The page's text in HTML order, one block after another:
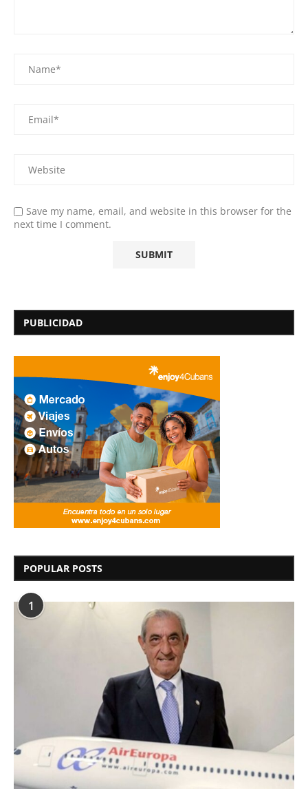
Save my name, email, and website in this browser for the
next time I comment.
PUBLICIDAD
POPULAR POSTS
1